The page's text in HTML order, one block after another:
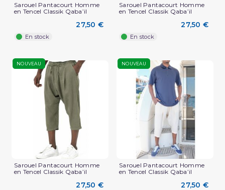
Sarouel Pantacourt Homme
en Tencel Classik Qaba’il
27,50 €
En stock
Sarouel Pantacourt Homme
en Tencel Classik Qaba’il
27,50 €
En stock
NOUVEAU
Sarouel Pantacourt Homme
en Tencel Classik Qaba’il
27,50 €
NOUVEAU
Sarouel Pantacourt Homme
en Tencel Classik Qaba’il
27,50 €